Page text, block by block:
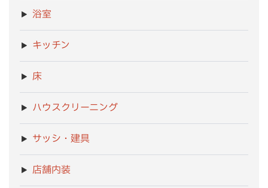
浴室
キッチン
床
ハウスクリーニング
サッシ・建具
店舗内装